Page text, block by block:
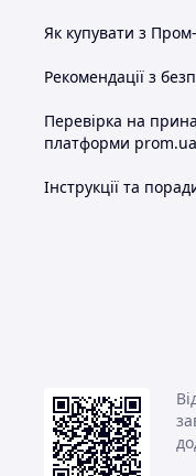
Як купувати з
Рекомендації з
Перевірка на
платформи prom.ua
Інструкції та